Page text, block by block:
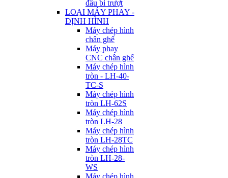
đầu bi trượt
LOẠI MÁY PHAY -
ĐỊNH HÌNH
Máy chép hình
chân ghế
Máy phay
CNC chân ghế
Máy chép hình
tròn - LH-40-
TC-S
Máy chép hình
tròn LH-62S
Máy chép hình
tròn LH-28
Máy chép hình
tròn LH-28TC
Máy chép hình
tròn LH-28-
WS
Máy chép hình